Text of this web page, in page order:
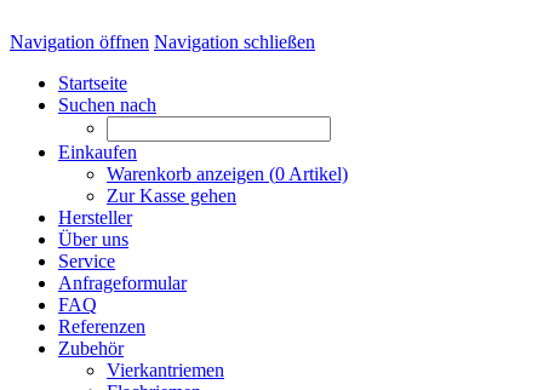
Navigation öffnen Navigation schließen
Startseite
Suchen nach
Einkaufen
Warenkorb anzeigen (0 Artikel)
Zur Kasse gehen
Hersteller
Über uns
Service
Anfrageformular
FAQ
Referenzen
Zubehör
Vierkantriemen